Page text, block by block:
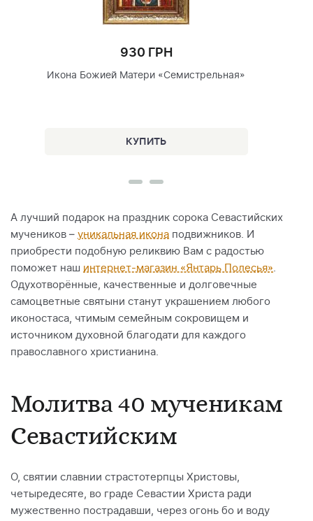
930 ГРН
Икона Божией Матери «Семистрельная»
А лучший подарок на праздник сорока Севастийских
мучеников – уникальная икона подвижников. И
приобрести подобную реликвию Вам с радостью
поможет наш интернет-магазин «Янтарь Полесья»
Одухотворённые, качественные и долговечные
самоцветные святыни станут украшением любого
иконостаса, чтимым семейным сокровищем и
источником духовной благодати для каждого
православного христианина.
Молитва 40 мученикам
Севастийским
О, святии славнии страстотерпцы Христовы,
четыредесяте, во граде Севастии Христа ради
мужественно пострадавши, через огонь бо и воду